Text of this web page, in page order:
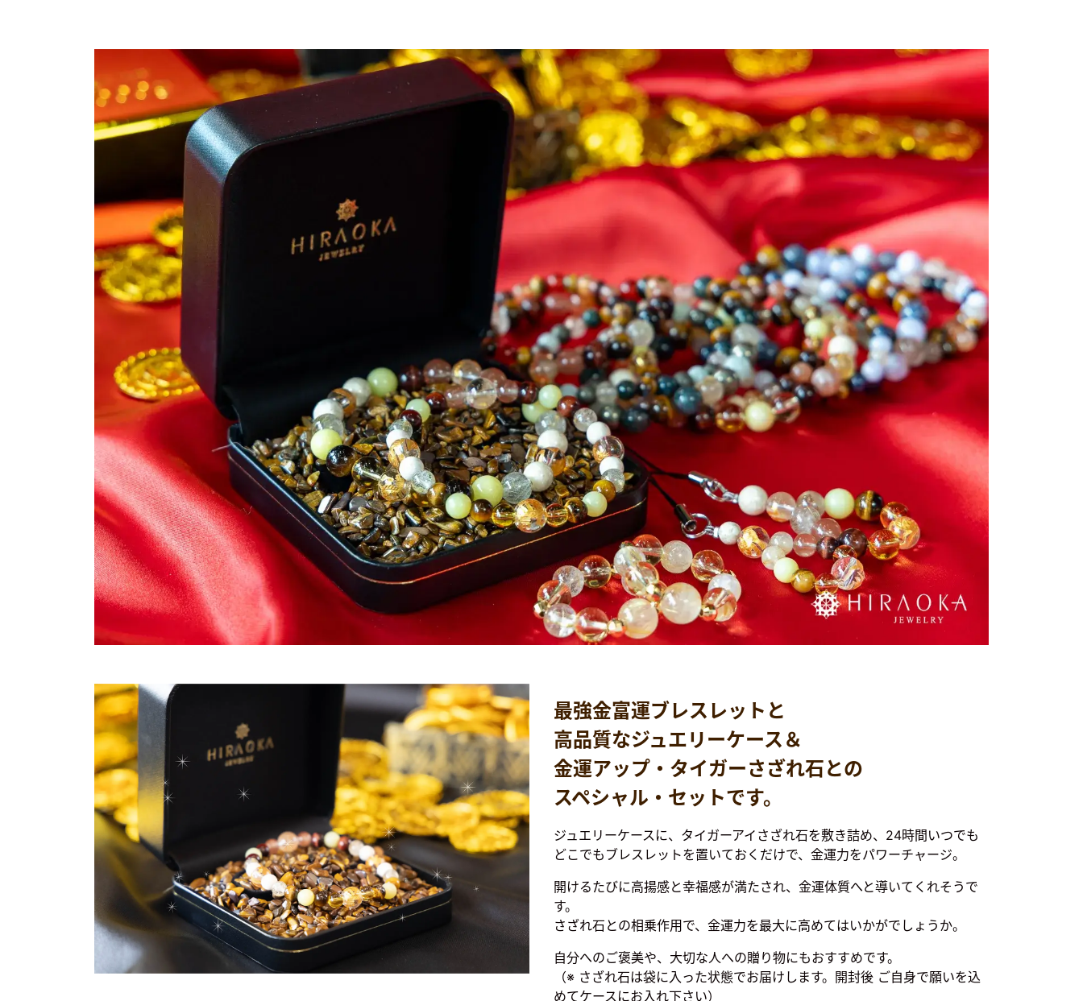
最強金富運ブレスレットと
高品質なジュエリーケース＆
金運アップ・タイガーさざれ石との
スペシャル・セットです。
ジュエリーケースに、タイガーアイさざれ石を敷き詰め、24時間いつでも
どこでもブレスレットを置いておくだけで、金運力をパワーチャージ。
開けるたびに高揚感と幸福感が満たされ、金運体質へと導いてくれそうで
す。
さざれ石との相乗作用で、金運力を最大に高めてはいかがでしょうか。
自分へのご褒美や、大切な人への贈り物にもおすすめです。
（※ さざれ石は袋に入った状態でお届けします。開封後 ご自身で願いを込
めてケースにお入れ下さい）